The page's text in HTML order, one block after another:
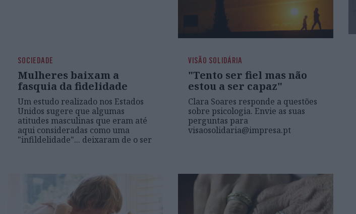
SOCIEDADE
Mulheres baixam a
fasquia da fidelidade
Um estudo realizado nos Estados
Unidos sugere que algumas
atitudes masculinas que eram até
aqui consideradas como uma
"infildelidade"... deixaram de o ser
VISÃO SOLIDÁRIA
"Tento ser fiel mas não
estou a ser capaz"
Clara Soares responde a questões
sobre psicologia. Envie as suas
perguntas para
visaosolidaria@impresa.pt